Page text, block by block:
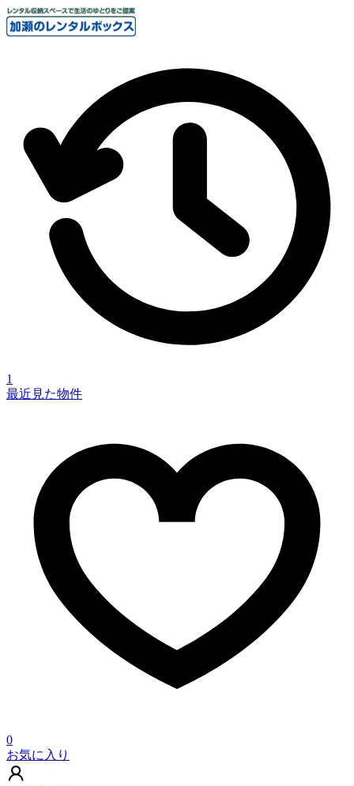
1
最近見た物件
0
お気に入り